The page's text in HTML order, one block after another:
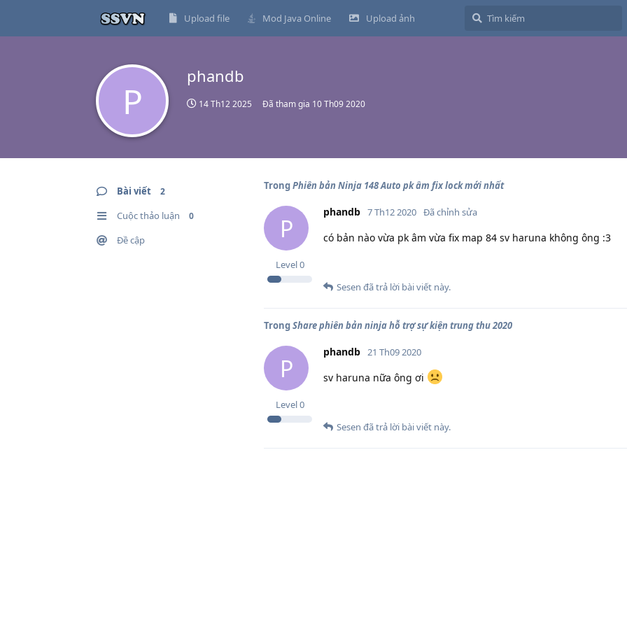
Upload file Mod Java Online Upload ảnh
P
phandb
14 Th12 2025 Đã tham gia 10 Th09 2020
Bài viết 2
Cuộc thảo luận 0
Đề cập
TrongPhiên bản Ninja 148 Auto pk âm fix lock mới nhất
P
phandb
Level0
7 Th12 2020 Đã chỉnh sửa
có bản nào vừa pk âm vừa fix map 84 sv haruna không ông :3
Sesen đã trả lời bài viết này.
TrongShare phiên bản ninja hỗ trợ sự kiện trung thu 2020
P
phandb
Level0
21 Th09 2020
sv haruna nữa ông ơi
Sesen đã trả lời bài viết này.